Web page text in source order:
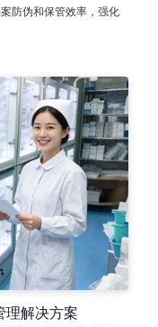
防伪和保管效率，强化
理解决方案